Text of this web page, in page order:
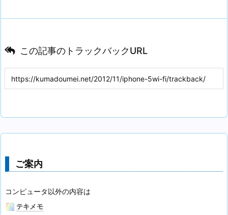
この記事のトラックバックURL
ご案内
コンピュータ以外の内容は